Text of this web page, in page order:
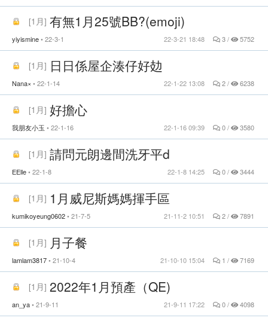
[1月] 有無1月25號BB?(emoji)
yiyismine 22-3-1 3 / 5752
22-3-21 18:48
[1月] 日日係屋企湊仔好攰
Nana× 22-1-14 2 / 6238
22-1-22 13:08
[1月] 好擔心
我朋友小玉 22-1-16 0 / 3580
22-1-16 09:39
[1月] 請問元朗邊間洗牙平d
EElle 22-1-8 0 / 3444
22-1-8 14:25
[1月] 1月威尼斯媽媽揮手區
kumikoyeung0602 21-7-5 2 / 7891
21-11-2 10:51
[1月] 月子餐
lamlam3817 21-10-4 1 / 7169
21-10-10 15:04
[1月] 2022年1月預產（QE)
an_ya 21-9-11 0 / 4098
21-9-11 17:22